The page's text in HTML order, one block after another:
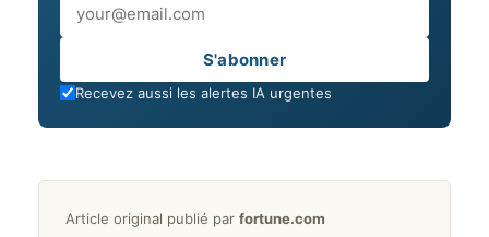
S'abonner
Recevez aussi les alertes IA urgentes
Article original publié par fortune.com